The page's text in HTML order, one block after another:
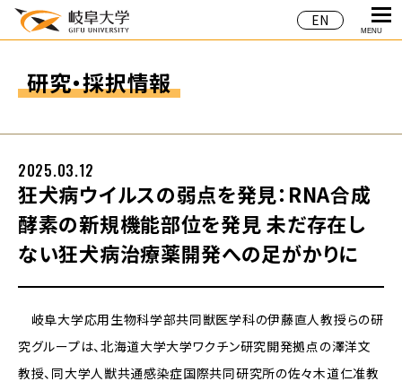
EN
MENU
研究・採択情報
狂犬病ウイルスの弱点を発見：RNA合成
酵素の新規機能部位を発見 未だ存在し
ない狂犬病治療薬開発への足がかりに
2025.03.12
岐阜大学応用生物科学部共同獣医学科の伊藤直人教授らの研
究グループは、北海道大学大学ワクチン研究開発拠点の澤洋文
教授、同大学人獣共通感染症国際共同研究所の佐々木道仁准教